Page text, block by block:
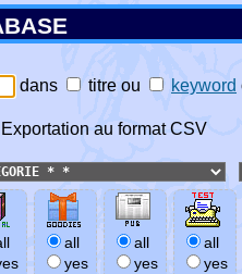
dans titre ou keyword
Exportation au format CSV
all
yes
all
yes
all
yes